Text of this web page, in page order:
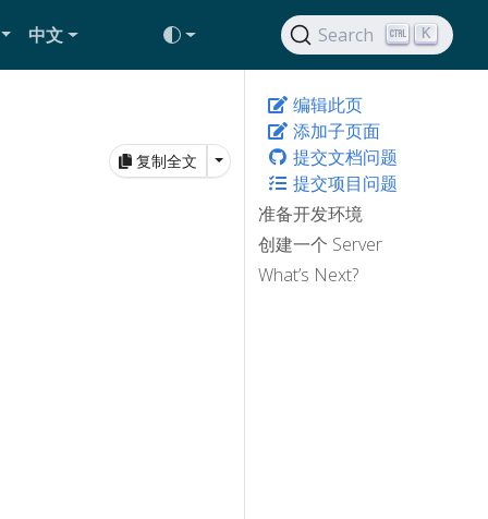
中文 Search K
编辑此页
添加子页面
提交文档问题
提交项目问题
准备开发环境
创建一个 Server
What’s Next?
复制全文 Toggle Dropdown